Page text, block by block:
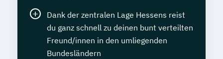
Geprüfter Foto-Designer
Geprüfter Kommunikationstrainer/in und
Rhetoriktrainer/in (SGD)
Dank der zentralen Lage Hessens reist
du ganz schnell zu deinen bunt verteilten
Freund/innen in den umliegenden
Bundesländern